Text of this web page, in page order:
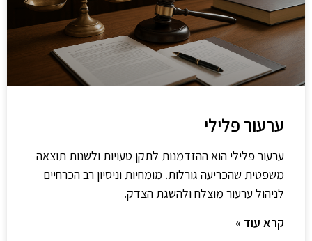
ערעור פלילי
ערעור פלילי הוא ההזדמנות לתקן טעויות ולשנות תוצאה
משפטית שהכריעה גורלות. מומחיות וניסיון רב הכרחיים
לניהול ערעור מוצלח ולהשגת הצדק.
קרא עוד »